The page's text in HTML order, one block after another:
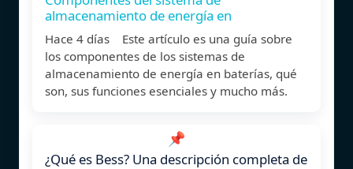
almacenamiento de energía en
Hace 4 días Este artículo es una guía sobre
los componentes de los sistemas de
almacenamiento de energía en baterías, qué
son, sus funciones esenciales y mucho más.
📌
¿Qué es Bess? Una descripción completa de